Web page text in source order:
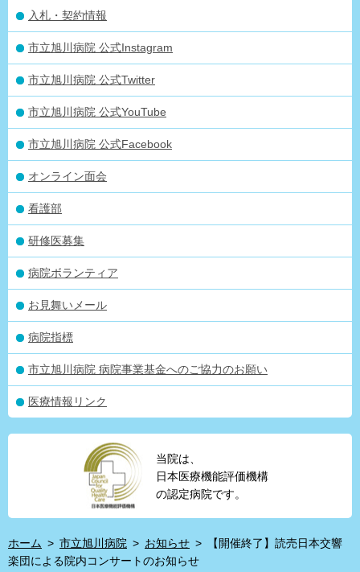
入札・契約情報
市立旭川病院 公式Instagram
市立旭川病院 公式Twitter
市立旭川病院 公式YouTube
市立旭川病院 公式Facebook
オンライン面会
看護部
研修医募集
病院ボランティア
お見舞いメール
病院指標
市立旭川病院 病院事業基金へのご協力のお願い
医療情報リンク
当院は、
日本医療機能評価機構
の認定病院です。
ホーム > 市立旭川病院 > お知らせ >
【開催終了】読売日本交響
楽団による院内コンサートのお知らせ